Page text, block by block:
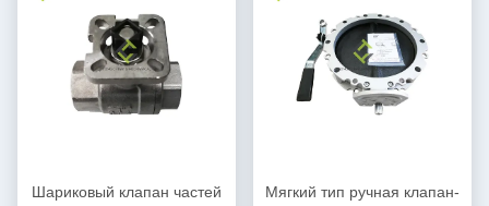
Шариковый клапан частей
Мягкий тип ручная клапан-